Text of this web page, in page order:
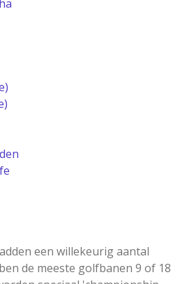
een willekeurig aantal
de meeste golfbanen 9 of 18